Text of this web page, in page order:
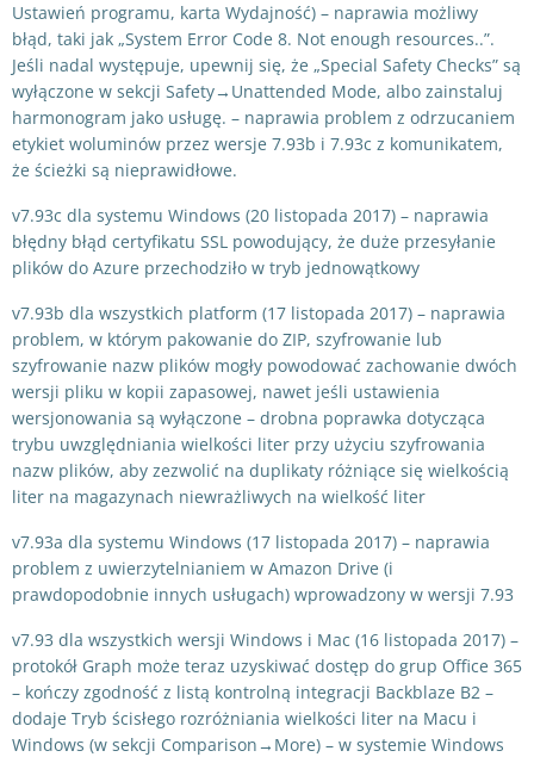
Ustawień programu, karta Wydajność) – naprawia możliwy
błąd, taki jak „System Error Code 8. Not enough resources..”.
Jeśli nadal występuje, upewnij się, że „Special Safety Checks” są
wyłączone w sekcji Safety→Unattended Mode, albo zainstaluj
harmonogram jako usługę. – naprawia problem z odrzucaniem
etykiet woluminów przez wersje 7.93b i 7.93c z komunikatem,
że ścieżki są nieprawidłowe.
v7.93c dla systemu Windows (20 listopada 2017) – naprawia
błędny błąd certyfikatu SSL powodujący, że duże przesyłanie
plików do Azure przechodziło w tryb jednowątkowy
v7.93b dla wszystkich platform (17 listopada 2017) – naprawia
problem, w którym pakowanie do ZIP, szyfrowanie lub
szyfrowanie nazw plików mogły powodować zachowanie dwóch
wersji pliku w kopii zapasowej, nawet jeśli ustawienia
wersjonowania są wyłączone – drobna poprawka dotycząca
trybu uwzględniania wielkości liter przy użyciu szyfrowania
nazw plików, aby zezwolić na duplikaty różniące się wielkością
liter na magazynach niewrażliwych na wielkość liter
v7.93a dla systemu Windows (17 listopada 2017) – naprawia
problem z uwierzytelnianiem w Amazon Drive (i
prawdopodobnie innych usługach) wprowadzony w wersji 7.93
v7.93 dla wszystkich wersji Windows i Mac (16 listopada 2017) –
protokół Graph może teraz uzyskiwać dostęp do grup Office 365
– kończy zgodność z listą kontrolną integracji Backblaze B2 –
dodaje Tryb ścisłego rozróżniania wielkości liter na Macu i
Windows (w sekcji Comparison→More) – w systemie Windows